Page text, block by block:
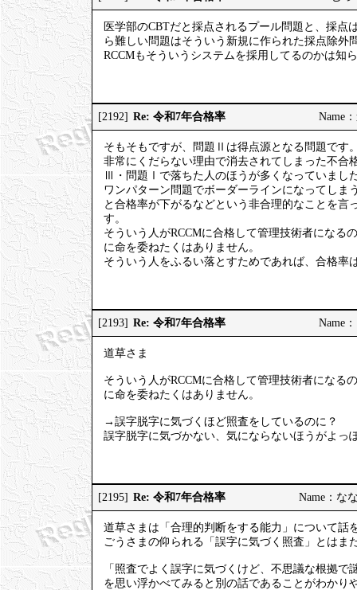
医学部のCBTだと採点されるプール問題と、採
ら難しい問題はそういう新規に作られた採点除外
RCCMもそういうシステムを採用してるのかは知
[2192] Re: 令和7年合格率 Name
そもそもですが、問題Ⅱは得点源となる問題です
非常にくだらない理由で消去されてしまった不
Ⅲ・問題Ⅰで落ちた人のほうが多くなっていまし
ワンパターン問題でボーダーラインになってし
と合格率が下がるなどという非合理的なことを
す。
そういう人がRCCMに合格して管理技術者になる
に命を委ねたくはありません。
そういう人をふるい落とすためであれば、合格率
[2193] Re: 令和7年合格率 Name
道草さま
そういう人がRCCMに合格して管理技術者になる
に命を委ねたくはありません。
→誤字脱字に気づくほど照査をしているのに？
誤字脱字に気づかない、気にならないほうがよっ
[2195] Re: 令和7年合格率 Name：な
道草さまは「合理的判断をする能力」について話
ごうさまの仰られる「誤字に気づく照査」とはま
「照査でよく誤字に気づくけど、不思議な根拠で
を思い浮かべてみると別の話であることがわかり